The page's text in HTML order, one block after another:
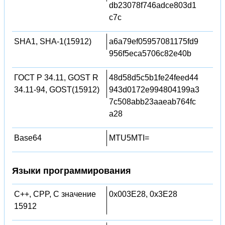
db23078f746adce803d1
c7c
SHA1, SHA-1(15912)
a6a79ef05957081175fd9
956f5eca5706c82e40b
ГОСТ Р 34.11, GOST R
34.11-94, GOST(15912)
48d58d5c5b1fe24feed44
943d0172e994804199a3
7c508abb23aaeab764fc
a28
Base64 MTU5MTI=
Языки программирования
C++, CPP, C значение
15912
0x003E28, 0x3E28